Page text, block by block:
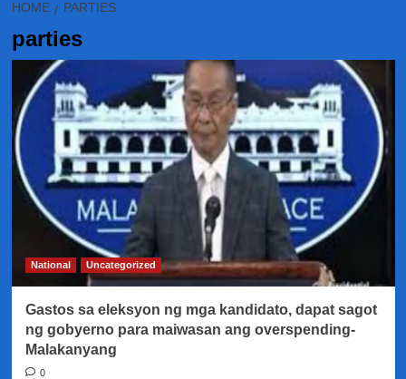
HOME PARTIES
parties
National Uncategorized
Gastos sa eleksyon ng mga kandidato, dapat sagot
ng gobyerno para maiwasan ang overspending-
Malakanyang
0